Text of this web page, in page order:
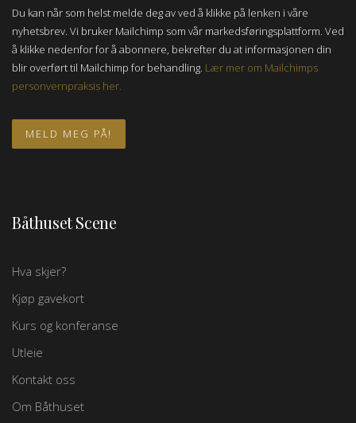
Du kan når som helst melde deg av ved å klikke på lenken i våre
nyhetsbrev. Vi bruker Mailchimp som vår markedsføringsplattform. Ved
å klikke nedenfor for å abonnere, bekrefter du at informasjonen din
blir overført til Mailchimp for behandling. Lær mer om Mailchimps
personvernpraksis her.
Båthuset Scene
Hva skjer?
Kjøp gavekort
Kurs og konferanse
Utleie
Kontakt oss
Om Båthuset